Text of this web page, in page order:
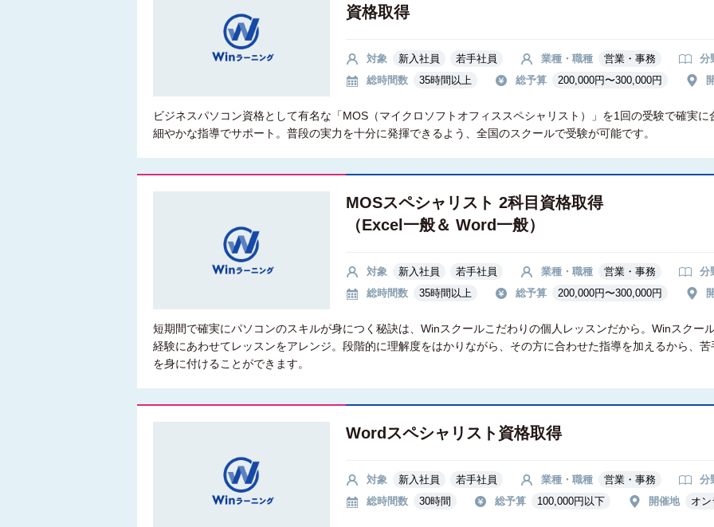
資格取得
対象 新入社員 若手社員 業種・職種 営業・事務
分
総時間数
35時間以上 総予算 200,000円〜300,000円
ビジネスパソコン資格として有名な「MOS（マイクロソフトオフィススペシャリスト）」を1回の受験で確実
細やかな指導でサポート。普段の実力を十分に発揮できるよう、全国のスクールで受験が可能です。
MOSスペシャリスト 2科目資格取得
（Excel一般＆ Word一般）
対象 新入社員 若手社員 業種・職種 営業・事務
分
総時間数
35時間以上 総予算 200,000円〜300,000円
短期間で確実にパソコンのスキルが身につく秘訣は、Winスクールこだわりの個人レッスンだから。Winスクー
経験にあわせてレッスンをアレンジ。段階的に理解度をはかりながら、その方に合わせた指導を加えるから、
を身に付けることができます。
Wordスペシャリスト資格取得
対象 新入社員 若手社員 業種・職種 営業・事務
分
総時間数
30時間 総予算 100,000円以下 開催地 オ